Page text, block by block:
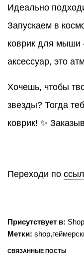
Идеально
Запускаем в
коврик для мыши
аксессуар, это
Хочешь, чтобы
звезды? Тогда
коврик! ✨
Переходи по
Присутствует в: Shop
Метки: shop,
СВЯЗАННЫЕ ПОСТЫ